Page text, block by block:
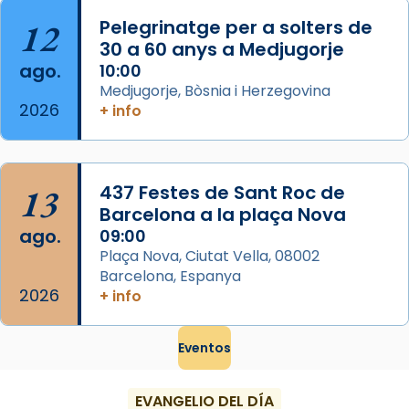
Foto
View on Facebook ·
12
ago.
2026
Pelegrinatge per a solters de
30 a 60 anys a Medjugorje
10:00
Medjugorje, Bòsnia i Herzegovina
+ info
13
ago.
2026
437 Festes de Sant Roc de
Barcelona a la plaça Nova
09:00
Plaça Nova, Ciutat Vella, 08002
Barcelona, Espanya
+ info
Eventos
EVANGELIO DEL DÍA